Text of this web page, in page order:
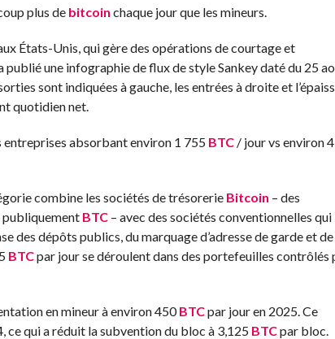
plus de bitcoin chaque jour que les mineurs.
États-Unis, qui gère des opérations de courtage et
une infographie de flux de style Sankey daté du 25
sont indiquées à gauche, les entrées à droite et
quotidien net.
entreprises absorbant environ 1 755 BTC/ jour vs environ
combine les sociétés de trésorerie Bitcoin – des
publiquement BTC– avec des sociétés conventionnelles qui
des dépôts publics, du marquage d’adresse de garde et de
BTCpar jour se déroulent dans des portefeuilles contrôlés
en mineur à environ 450BTCpar jour en 2025. Ce
qui a réduit la subvention du bloc à 3,125 BTCpar bloc.